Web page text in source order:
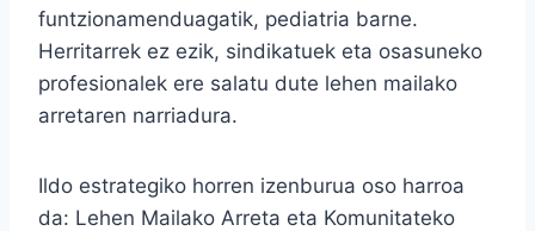
funtzionamenduagatik, pediatria barne.
Herritarrek ez ezik, sindikatuek eta osasuneko
profesionalek ere salatu dute lehen mailako
arretaren narriadura.
Ildo estrategiko horren izenburua oso harroa
da: Lehen Mailako Arreta eta Komunitateko